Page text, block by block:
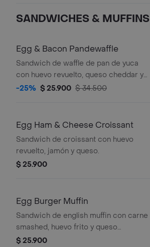
SANDWICHES & MUFFINS
Egg & Bacon Pandewaffle
Sandwich de waffle de pan de yuca
con huevo revuelto, queso cheddar y
tocineta crocante.
-25% $ 25.900 $ 34.500
Egg Ham & Cheese Croissant
Sandwich de croissant con huevo
revuelto, jamón y queso.
$ 25.900
Egg Burger Muffin
Sandwich de english muffin con carne
smashed, huevo frito y queso
cheddar.
$ 25.900